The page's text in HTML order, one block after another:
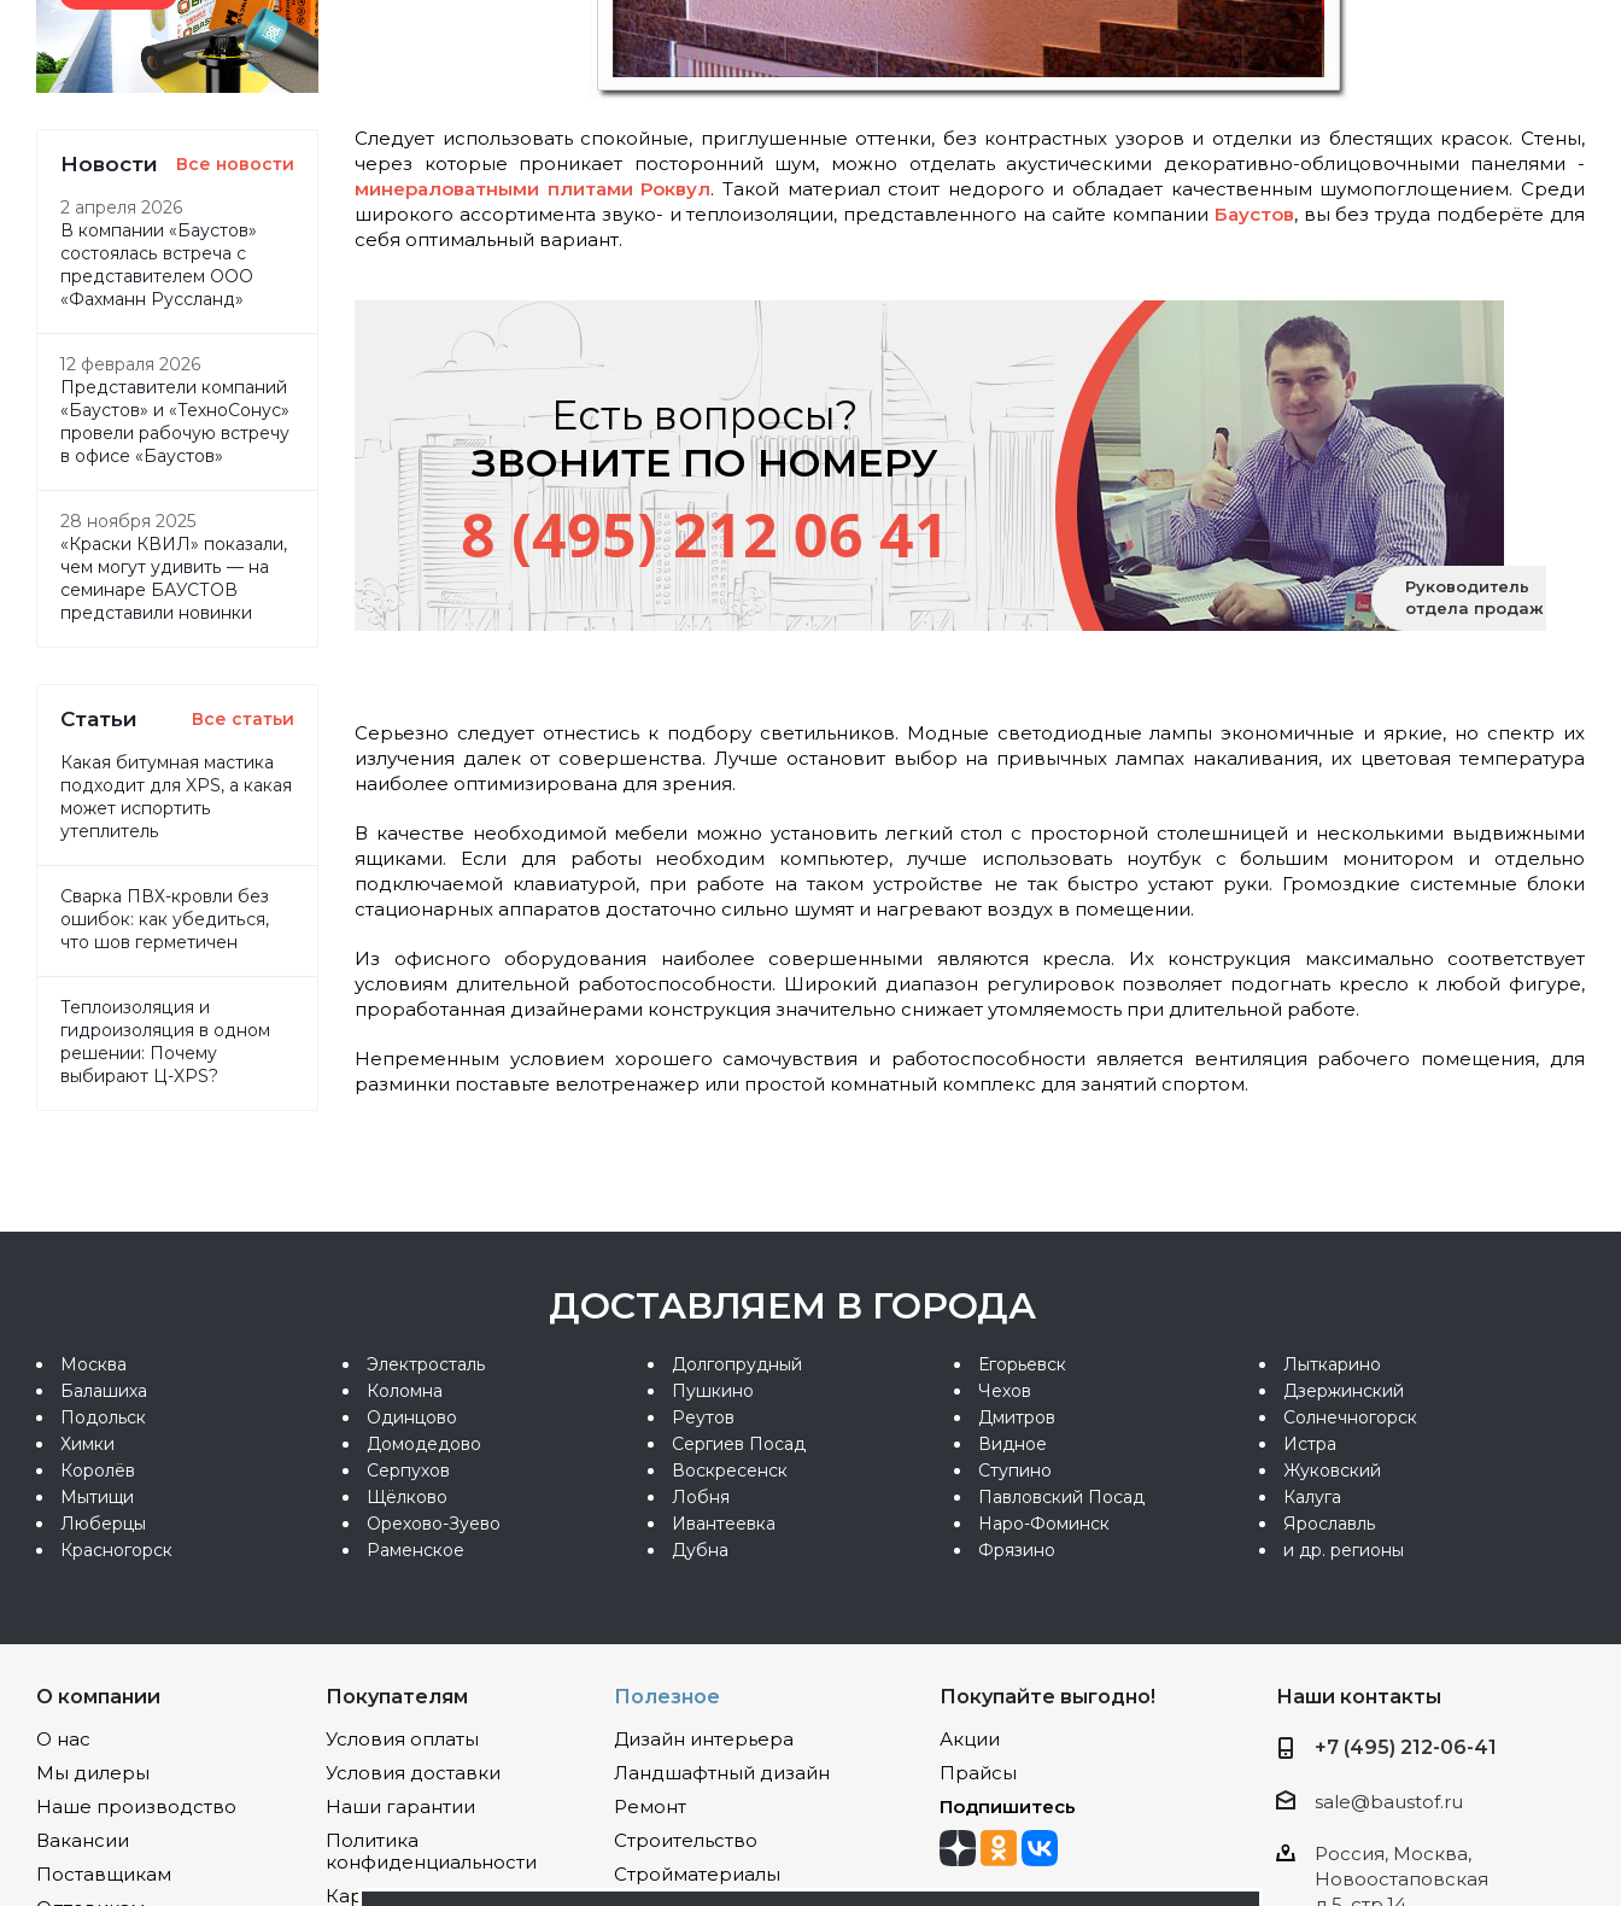
Следует использовать спокойные, приглушенные оттенки, без контрастных узоров и отделки из блестящих красок. Стены,
через которые проникает посторонний шум, можно отделать акустическими декоративно-облицовочными панелями -
минераловатными плитами Роквул. Такой материал стоит недорого и обладает качественным шумопоглощением. Среди
широкого ассортимента звуко- и теплоизоляции, представленного на сайте компании Баустов, вы без труда подберёте для
себя оптимальный вариант.
Есть вопросы?
ЗВОНИТЕ ПО НОМЕРУ
8 (495) 212 06 41
Руководитель
отдела продаж
Серьезно следует отнестись к подбору светильников. Модные светодиодные лампы экономичные и яркие, но спектр их
излучения далек от совершенства. Лучше остановит выбор на привычных лампах накаливания, их цветовая температура
наиболее оптимизирована для зрения.
В качестве необходимой мебели можно установить легкий стол с просторной столешницей и несколькими выдвижными
ящиками. Если для работы необходим компьютер, лучше использовать ноутбук с большим монитором и отдельно
подключаемой клавиатурой, при работе на таком устройстве не так быстро устают руки. Громоздкие системные блоки
стационарных аппаратов достаточно сильно шумят и нагревают воздух в помещении.
Из офисного оборудования наиболее совершенными являются кресла. Их конструкция максимально соответствует
условиям длительной работоспособности. Широкий диапазон регулировок позволяет подогнать кресло к любой фигуре,
проработанная дизайнерами конструкция значительно снижает утомляемость при длительной работе.
Непременным условием хорошего самочувствия и работоспособности является вентиляция рабочего помещения, для
разминки поставьте велотренажер или простой комнатный комплекс для занятий спортом.
Новости Все новости
2 апреля 2026
В компании «Баустов»
состоялась встреча с
представителем ООО
«Фахманн Руссланд»
12 февраля 2026
Представители компаний
«Баустов» и «ТехноСонус»
провели рабочую встречу
в офисе «Баустов»
28 ноября 2025
«Краски КВИЛ» показали,
чем могут удивить — на
семинаре БАУСТОВ
представили новинки
Статьи Все статьи
Какая битумная мастика
подходит для XPS, а какая
может испортить
утеплитель
Сварка ПВХ-кровли без
ошибок: как убедиться,
что шов герметичен
Теплоизоляция и
гидроизоляция в одном
решении: Почему
выбирают Ц-XPS?
ДОСТАВЛЯЕМ В ГОРОДА
Москва
Балашиха
Подольск
Химки
Королёв
Мытищи
Люберцы
Красногорск
Электросталь
Коломна
Одинцово
Домодедово
Серпухов
Щёлково
Орехово-Зуево
Раменское
Долгопрудный
Пушкино
Реутов
Сергиев Посад
Воскресенск
Лобня
Ивантеевка
Дубна
Егорьевск
Чехов
Дмитров
Видное
Ступино
Павловский Посад
Наро-Фоминск
Фрязино
Лыткарино
Дзержинский
Солнечногорск
Истра
Жуковский
Калуга
Ярославль
и др. регионы
О компании
О нас
Мы дилеры
Наше производство
Вакансии
Поставщикам
Покупателям
Условия оплаты
Условия доставки
Наши гарантии
Политика
конфиденциальности
Карта сайта
Полезное
Дизайн интерьера
Ландшафтный дизайн
Ремонт
Строительство
Стройматериалы
Покупайте выгодно!
Акции
Прайсы
Подпишитесь
Наши контакты
+7 (495) 212-06-41
sale@baustof.ru
Россия, Москва,
Новоостаповская